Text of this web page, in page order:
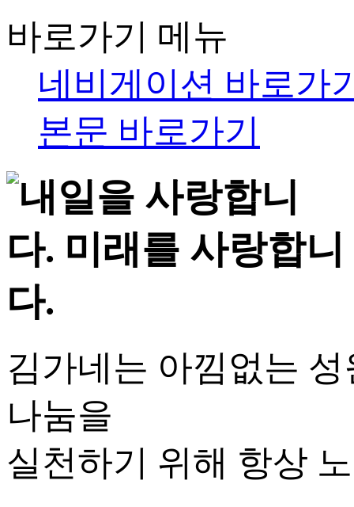
바로가기 메뉴
네비게이션 바로가
본문 바로가기
김가네는 아낌없는
나눔을
실천하기 위해 항상